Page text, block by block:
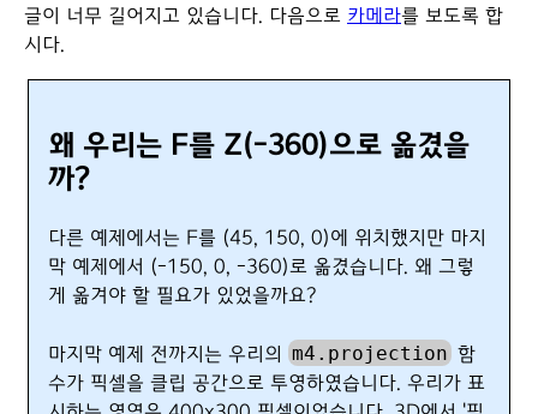
글이 너무 길어지고 있습니다. 다음으로 카메라를 보도록 합
시다.
왜 우리는 F를 Z(-360)으로 옮겼을
까?
다른 예제에서는 F를 (45, 150, 0)에 위치했지만 마지
막 예제에서 (-150, 0, -360)로 옮겼습니다. 왜 그렇
게 옮겨야 할 필요가 있었을까요?
마지막 예제 전까지는 우리의 m4.projection 함
수가 픽셀을 클립 공간으로 투영하였습니다. 우리가 표